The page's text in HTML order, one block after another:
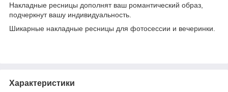
Накладные ресницы дополнят ваш романтический образ,
подчеркнут вашу индивидуальность.
Шикарные накладные ресницы для фотосессии и вечеринки.
Характеристики